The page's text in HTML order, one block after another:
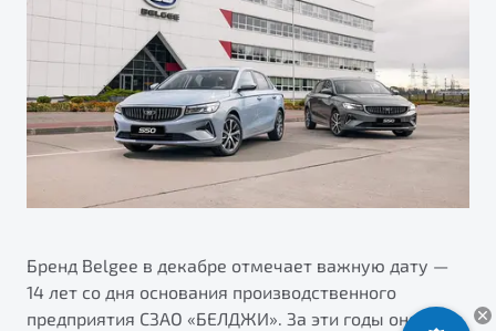
Яркий кроссовер
от 2 219 990 ₽*
Автокредит
Трейд-ин
Страхование
Расчет КАСКО
Гарантия Belgee
Belgee Линк
Belgee Клуб
Клиентская поддержка
Помощь на дорогах
О дилерском центре
Правовая информация
Бренд Belgee в декабре отмечает важную дату —
14 лет со дня основания производственного
предприятия СЗАО «БЕЛДЖИ». За эти годы оно